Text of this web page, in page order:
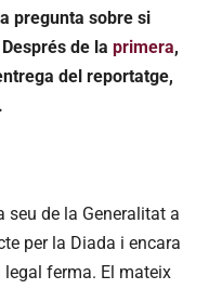
pregunta sobre si
de la primera,
del reportatge,
seu de la Generalitat a
per la Diada i encara
ferma. El mateix